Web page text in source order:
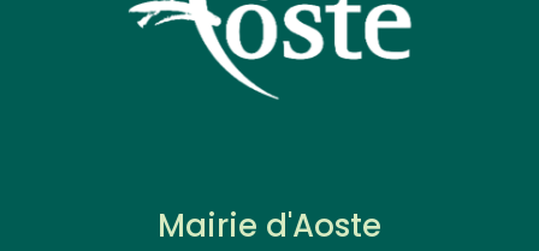
Mairie d'Aoste